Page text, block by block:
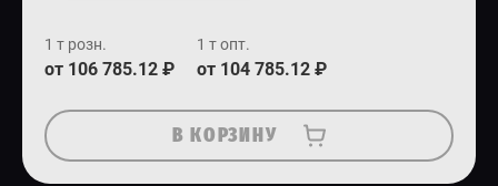
1 т розн.
от 106 785.12 ₽
1 т опт.
от 104 785.12 ₽
В КОРЗИНУ